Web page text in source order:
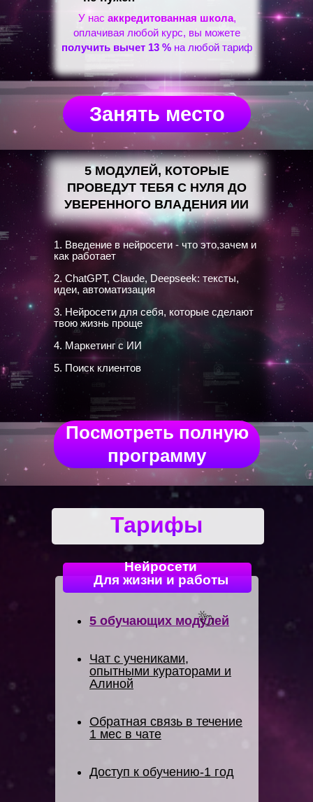
Занять место
У нас аккредитованная школа,
оплачивая любой курс, вы можете
получить вычет 13 % на любой тариф
5 МОДУЛЕЙ, КОТОРЫЕ
ПРОВЕДУТ ТЕБЯ С НУЛЯ ДО
УВЕРЕННОГО ВЛАДЕНИЯ ИИ
1. Введение в нейросети - что это,зачем и
как работает
2. ChatGPT, Claude, Deepseek: тексты,
идеи, автоматизация
3. Нейросети для себя, которые сделают
твою жизнь проще
4. Маркетинг с ИИ
5. Поиск клиентов
Посмотреть полную
программу
Нейросети
Для жизни и работы
Тарифы
5 обучающих модулей
Чат с учениками,
опытными кураторами и
Алиной
Обратная связь в течение
1 мес в чате
Доступ к обучению-1 год